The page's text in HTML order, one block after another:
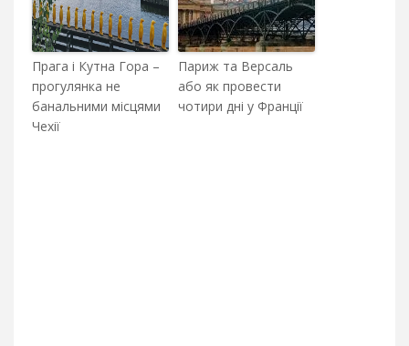
Прага і Кутна Гора –
прогулянка не
банальними місцями
Чехії
Париж та Версаль
або як провести
чотири дні у Франції